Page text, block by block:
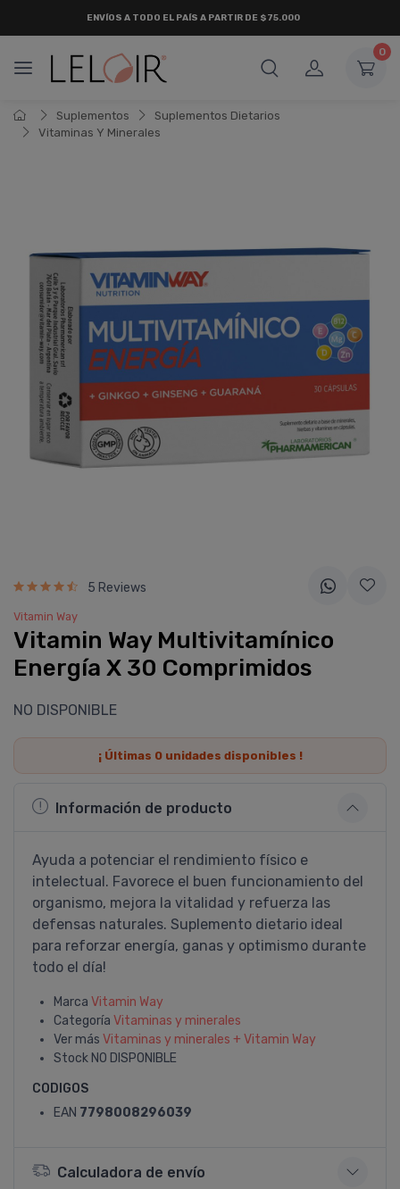
ENVÍOS A TODO EL PAÍS A PARTIR DE $75.000
0
Suplementos
Suplementos Dietarios
Vitaminas Y Minerales
5 Reviews
Vitamin Way
Vitamin Way Multivitamí­nico
Energía X 30 Comprimidos
NO DISPONIBLE
¡ Últimas 0unidades disponibles !
Información de producto
Ayuda a potenciar el rendimiento físico e
intelectual. Favorece el buen funcionamiento del
organismo, mejora la vitalidad y refuerza las
defensas naturales. Suplemento dietario ideal
para reforzar energía, ganas y optimismo durante
todo el día!
Marca Vitamin Way
Categoría Vitaminas y minerales
Ver más Vitaminas y minerales + Vitamin Way
Stock NO DISPONIBLE
CODIGOS
EAN 7798008296039
Calculadora de envío